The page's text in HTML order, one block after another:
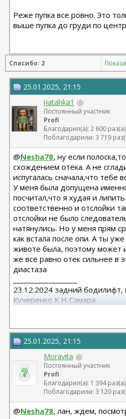
Реже пупка все ровно. Это
выше пупка до груди по
Спасибо: 2
25.01.2025, 21:15
natahka1
Постоянный участник
Profi
Благодарил(а): 2 600 раз(а)
Поблагодарили: 3 719
@Nesha78, ну если
схождением отёка. А не
испугалась сначала,что тебе
У меня была допущена
посчитал,что я худая и
соответственно и отслойки
отслойки не было
натянулись. Но у меня прям
как встала после опи. А ты
животе была, поэтому может
же всё равно отек сильнее в
диастаза
23.12.2024 задний бодилифт,
Кучеренко К Н Самара
12.08.2025
25.01.2025, 21:15
Moravita
Постоянный участник
Profi
Благодарил(а): 1 394 раз(а)
Поблагодарили: 3 120
@Nesha78, лан, ждем,